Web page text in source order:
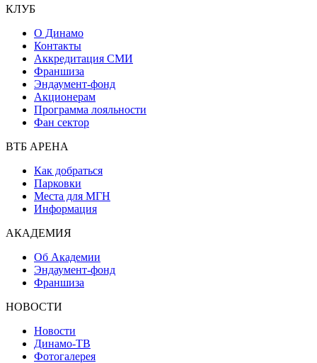
КЛУБ
О Динамо
Контакты
Аккредитация СМИ
Франшиза
Эндаумент-фонд
Акционерам
Программа лояльности
Фан сектор
ВТБ АРЕНА
Как добраться
Парковки
Места для МГН
Информация
АКАДЕМИЯ
Об Академии
Эндаумент-фонд
Франшиза
НОВОСТИ
Новости
Динамо-ТВ
Фотогалерея